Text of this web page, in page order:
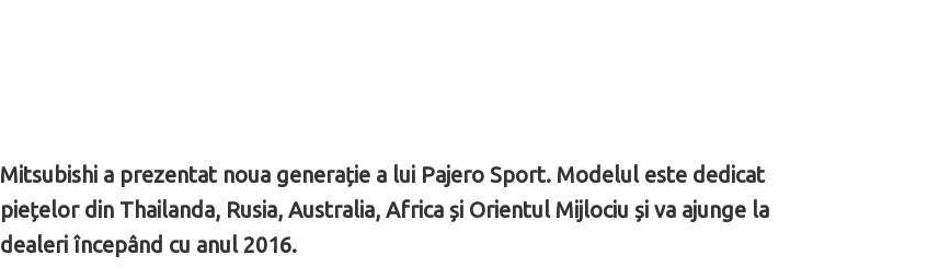
Mitsubishi a prezentat noua generație a lui Pajero Sport. Modelul este dedicat
piețelor din Thailanda, Rusia, Australia, Africa și Orientul Mijlociu și va ajunge la
dealeri începând cu anul 2016.